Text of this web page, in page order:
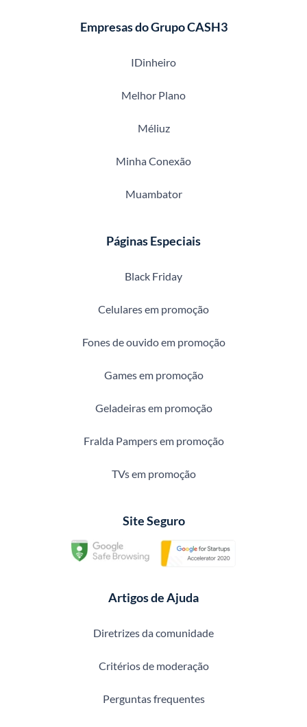
Empresas do Grupo CASH3
IDinheiro
Melhor Plano
Méliuz
Minha Conexão
Muambator
Páginas Especiais
Black Friday
Celulares em promoção
Fones de ouvido em promoção
Games em promoção
Geladeiras em promoção
Fralda Pampers em promoção
TVs em promoção
Site Seguro
Artigos de Ajuda
Diretrizes da comunidade
Critérios de moderação
Perguntas frequentes